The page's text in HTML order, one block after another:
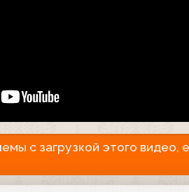
с загрузкой этого видео,